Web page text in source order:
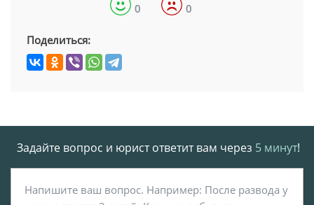
0 0
Поделиться:
Задайте вопрос и юрист ответит вам через 5 минут!